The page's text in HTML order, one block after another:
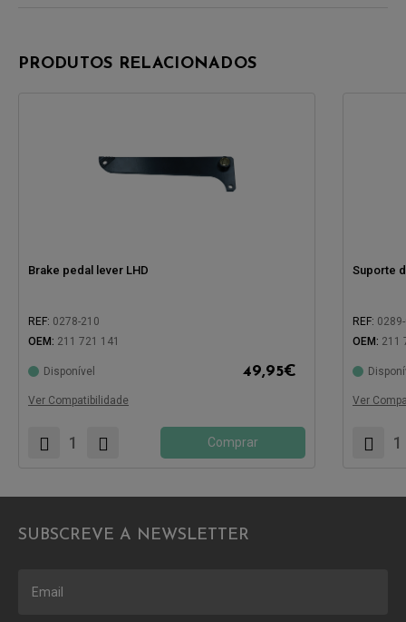
PRODUTOS RELACIONADOS
Brake pedal lever LHD
REF: 0278-210
OEM: 211 721 141
Disponível 49,95€
Ver Compatibilidade
Comprar
Suporte
REF:
OEM: 211
Ver
SUBSCREVE A NEWSLETTER